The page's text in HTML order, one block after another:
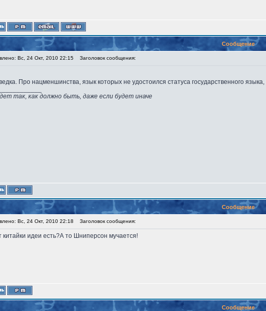
Сообщение
Вс, 24 Окт, 2010 22:15 Заголовок сообщения:
Про нацменшинства, язык которых не удостоился статуса государственного
так, как должно быть, даже если будет иначе
Сообщение
Вс, 24 Окт, 2010 22:18 Заголовок сообщения:
китайки идеи есть?А то Шниперсон мучается!
Сообщение